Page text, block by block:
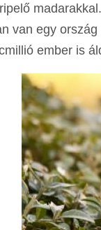
van egy
ember is